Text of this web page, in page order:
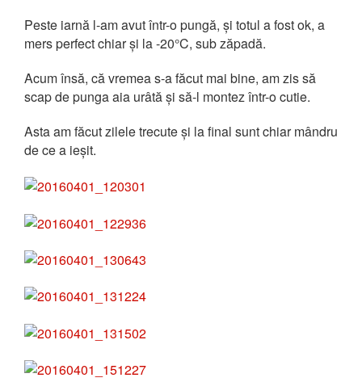
Peste iarnă l-am avut într-o pungă, și totul a fost ok, a
mers perfect chiar și la -20°C, sub zăpadă.
Acum însă, că vremea s-a făcut mai bine, am zis să
scap de punga aia urâtă și să-l montez într-o cutie.
Asta am făcut zilele trecute și la final sunt chiar mândru
de ce a ieșit.